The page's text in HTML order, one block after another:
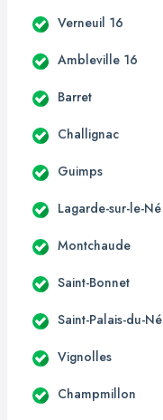
Verneuil 16
Ambleville 16
Barret
Challignac
Guimps
Lagarde-sur-le-Né
Montchaude
Saint-Bonnet
Saint-Palais-du-Né
Vignolles
Champmillon